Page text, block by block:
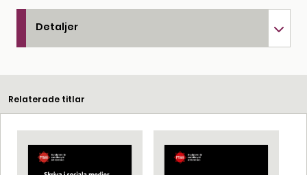
Detaljer
Relaterade titlar